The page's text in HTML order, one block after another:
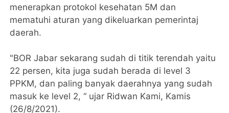
menerapkan protokol kesehatan 5M dan
mematuhi aturan yang dikeluarkan pemerintaj
daerah.
"BOR Jabar sekarang sudah di titik terendah yaitu
22 persen, kita juga sudah berada di level 3
PPKM, dan paling banyak daerahnya yang sudah
masuk ke level 2, “ ujar Ridwan Kami, Kamis
(26/8/2021).